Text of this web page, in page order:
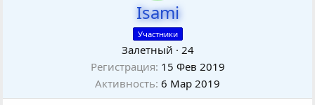
Isami
Участники
Залетный · 24
Регистрация 15 Фев 2019
Активность 6 Мар 2019